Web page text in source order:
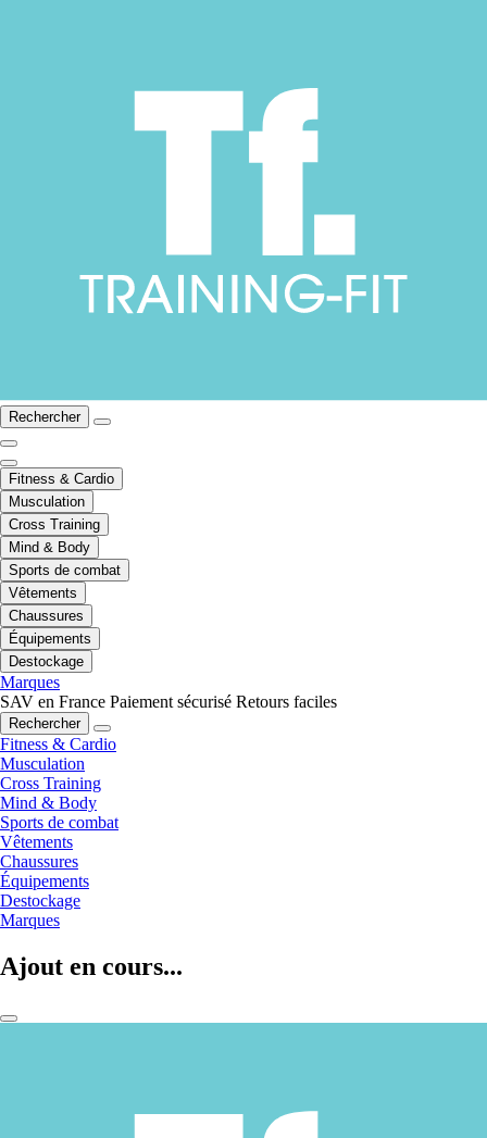
Rechercher
Fitness & Cardio
Musculation
Cross Training
Mind & Body
Sports de combat
Vêtements
Chaussures
Équipements
Destockage
Marques
SAV en France Paiement sécurisé Retours faciles
Rechercher
Fitness & Cardio
Musculation
Cross Training
Mind & Body
Sports de combat
Vêtements
Chaussures
Équipements
Destockage
Marques
Ajout en cours...